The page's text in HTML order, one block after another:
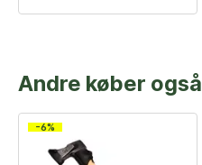
Andre køber også
-6%